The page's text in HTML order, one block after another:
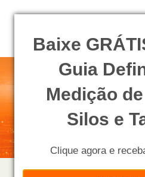
Baixe
Guia
Medição
Silos e
Clique agora e